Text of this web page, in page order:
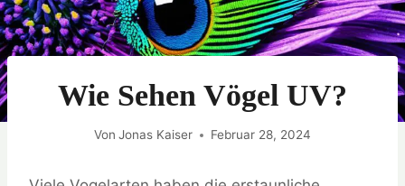
Wie Sehen Vögel UV?
Von Jonas Kaiser Februar 28, 2024